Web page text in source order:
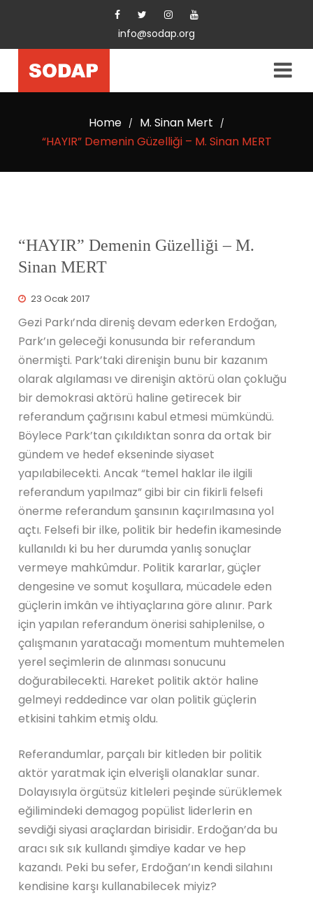
info@sodap.org
Home / M. Sinan Mert /
“HAYIR” Demenin Güzelliği – M. Sinan MERT
“HAYIR” Demenin Güzelliği – M.
Sinan MERT
23 Ocak 2017
Gezi Parkı’nda direniş devam ederken Erdoğan,
Park’ın geleceği konusunda bir referandum
önermişti. Park’taki direnişin bunu bir kazanım
olarak algılaması ve direnişin aktörü olan çokluğu
bir demokrasi aktörü haline getirecek bir
referandum çağrısını kabul etmesi mümkündü.
Böylece Park’tan çıkıldıktan sonra da ortak bir
gündem ve hedef ekseninde siyaset
yapılabilecekti. Ancak “temel haklar ile ilgili
referandum yapılmaz” gibi bir cin fikirli felsefi
önerme referandum şansının kaçırılmasına yol
açtı. Felsefi bir ilke, politik bir hedefin ikamesinde
kullanıldı ki bu her durumda yanlış sonuçlar
vermeye mahkûmdur. Politik kararlar, güçler
dengesine ve somut koşullara, mücadele eden
güçlerin imkân ve ihtiyaçlarına göre alınır. Park
için yapılan referandum önerisi sahiplenilse, o
çalışmanın yaratacağı momentum muhtemelen
yerel seçimlerin de alınması sonucunu
doğurabilecekti. Hareket politik aktör haline
gelmeyi reddedince var olan politik güçlerin
etkisini tahkim etmiş oldu.
Referandumlar, parçalı bir kitleden bir politik
aktör yaratmak için elverişli olanaklar sunar.
Dolayısıyla örgütsüz kitleleri peşinde sürüklemek
eğilimindeki demagog popülist liderlerin en
sevdiği siyasi araçlardan birisidir. Erdoğan’da bu
aracı sık sık kullandı şimdiye kadar ve hep
kazandı. Peki bu sefer, Erdoğan’ın kendi silahını
kendisine karşı kullanabilecek miyiz?